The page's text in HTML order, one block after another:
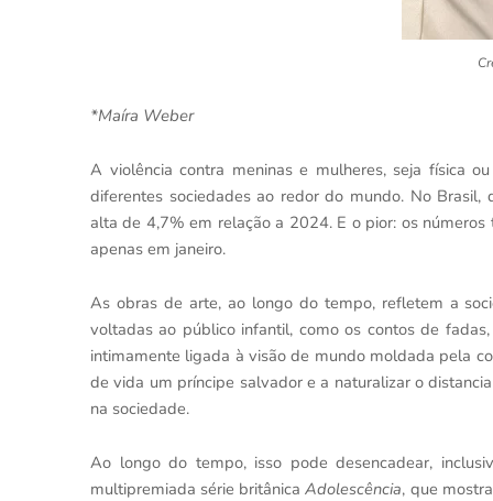
*Maíra Weber
A violência contra meninas e mulheres, seja física
diferentes sociedades ao redor do mundo. No
alta de 4,7% em relação a 2024. E o pior: os
apenas em janeiro.
As obras de arte, ao longo do tempo, refletem a
voltadas ao público infantil, como os contos de
intimamente ligada à visão de mundo moldada pela
de vida um príncipe salvador e a naturalizar o
na sociedade.
Ao longo do tempo, isso pode desencadear,
multipremiada série britânicaAdolescência, que